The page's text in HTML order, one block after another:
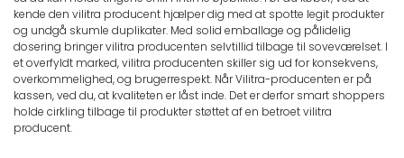
kende den vilitra producent hjælper dig med at spotte legit produkter
og undgå skumle duplikater. Med solid emballage og pålidelig
dosering bringer vilitra producenten selvtillid tilbage til soveværelset. I
et overfyldt marked, vilitra producenten skiller sig ud for konsekvens,
overkommelighed, og brugerrespekt. Når Vilitra-producenten er på
kassen, ved du, at kvaliteten er låst inde. Det er derfor smart shoppers
holde cirkling tilbage til produkter støttet af en betroet vilitra
producent.